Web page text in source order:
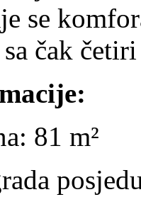
se
čak
81 m²